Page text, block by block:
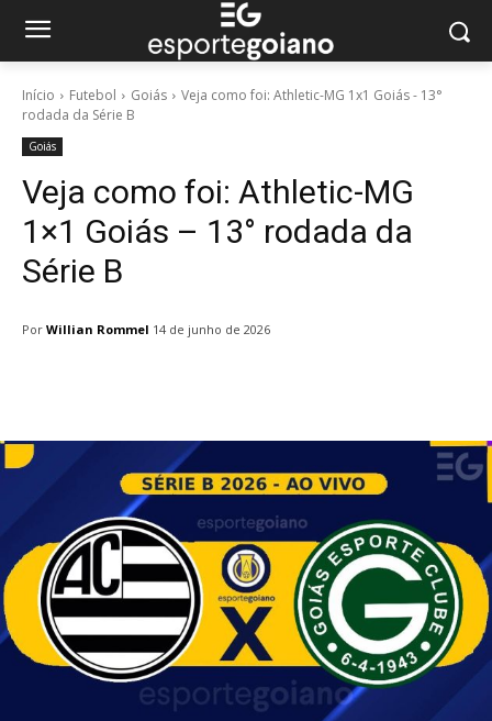
Início Futebol Goiás
Veja como foi: Athletic-MG 1x1 Goiás - 13°
rodada da Série B
Goiás
Veja como foi: Athletic-MG
1×1 Goiás – 13° rodada da
Série B
Por Willian Rommel 14 de junho de 2026